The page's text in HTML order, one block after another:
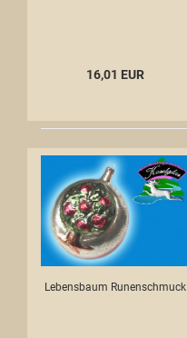
16,01 EUR
Lebensbaum Runenschmuck